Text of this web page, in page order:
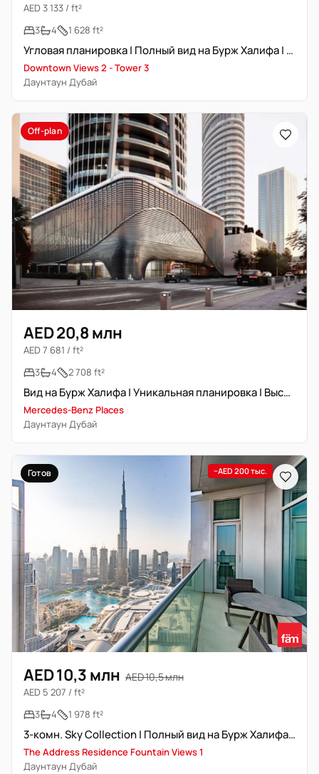
AED 3 133 / ft²
3
4 1 628 ft²
Угловая планировка | Полный вид на Бурж Халифа | Инвестиционный вариант
Downtown Views 2 - Tower 3
Даунтаун Дубай
Off-plan
AED 20,8 млн
AED 7 681 / ft²
3
4 2 708 ft²
Вид на Бурж Халифа | Уникальная планировка | Высокий этаж
Mercedes-Benz Places
Даунтаун Дубай
Готов −AED 200 тыс.
AED 10,3 млн AED 10,5 млн
AED 5 207 / ft²
3
4 1 978 ft²
3-комн. Sky Collection | Полный вид на Бурж Халифа и фонтан
The Address Residence Fountain Views 1
Даунтаун Дубай